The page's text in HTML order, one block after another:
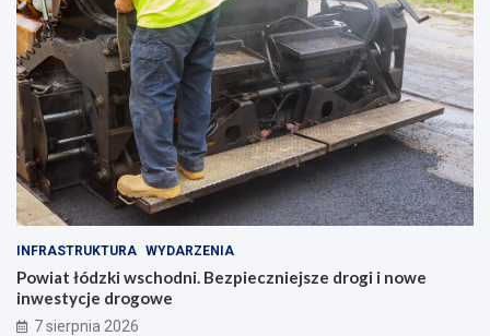
INFRASTRUKTURA WYDARZENIA
Powiat łódzki wschodni. Bezpieczniejsze drogi i nowe
inwestycje drogowe
7 sierpnia 2026